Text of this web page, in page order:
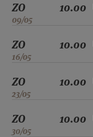
ZO
09/05
10.00
ZO
16/05
10.00
ZO
23/05
10.00
ZO
30/05
10.00